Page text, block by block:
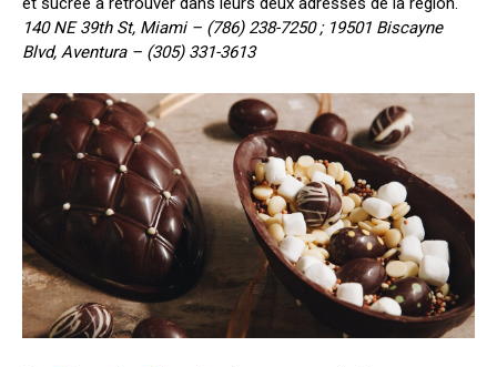
140 NE 39th St, Miami – (786) 238-7250 ; 19501 Biscayne
Blvd, Aventura – (305) 331-3613